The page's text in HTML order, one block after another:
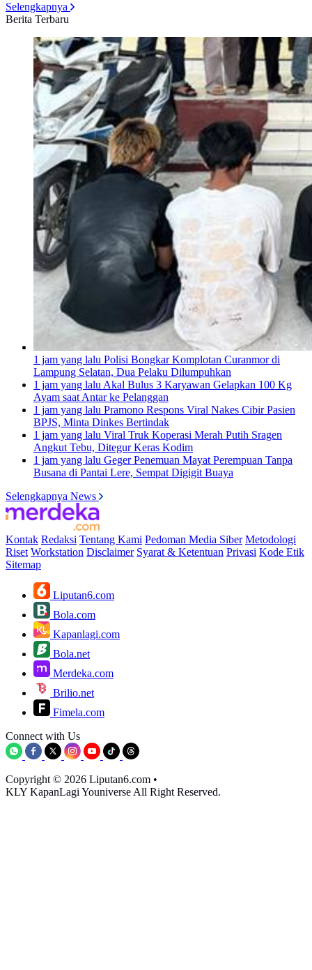
Selengkapnya
Berita Terbaru
1 jam yang lalu Polisi Bongkar Komplotan Curanmor di
Lampung Selatan, Dua Pelaku Dilumpuhkan
1 jam yang lalu Akal Bulus 3 Karyawan Gelapkan 100 Kg
Ayam saat Antar ke Pelanggan
1 jam yang lalu Pramono Respons Viral Nakes Cibir Pasien
BPJS, Minta Dinkes Bertindak
1 jam yang lalu Viral Truk Koperasi Merah Putih Sragen
Angkut Tebu, Ditegur Keras Kodim
1 jam yang lalu Geger Penemuan Mayat Perempuan Tanpa
Busana di Pantai Lere, Sempat Digigit Buaya
Selengkapnya News
Kontak Redaksi Tentang Kami Pedoman Media Siber Metodologi
Riset Workstation Disclaimer Syarat & Ketentuan Privasi Kode Etik
Sitemap
Liputan6.com
Bola.com
Kapanlagi.com
Bola.net
Merdeka.com
Brilio.net
Fimela.com
Connect with Us
Copyright © 2026 Liputan6.com •
KLY KapanLagi Youniverse All Right Reserved.